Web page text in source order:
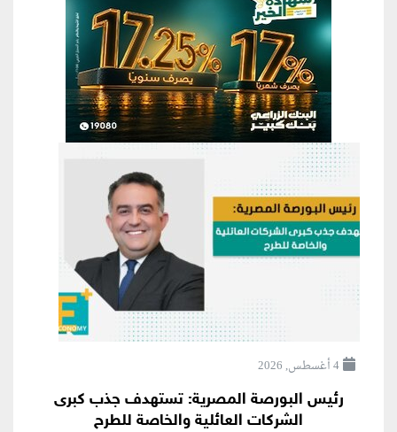
4 أغسطس, 2026
رئيس البورصة المصرية: تستهدف جذب كبرى
الشركات العائلية والخاصة للطرح